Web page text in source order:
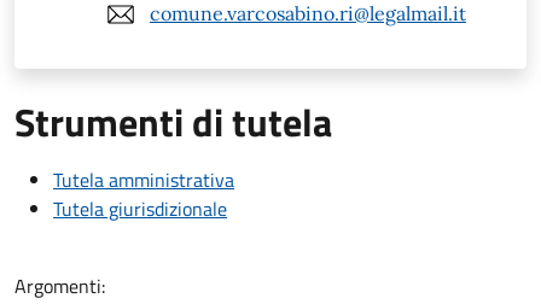
comune.varcosabino.ri@legalmail.it
Strumenti di tutela
Tutela amministrativa
Tutela giurisdizionale
Argomenti: